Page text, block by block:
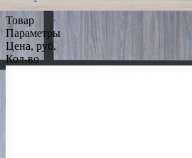
Товар
Параметры
Цена, руб.
Кол-во